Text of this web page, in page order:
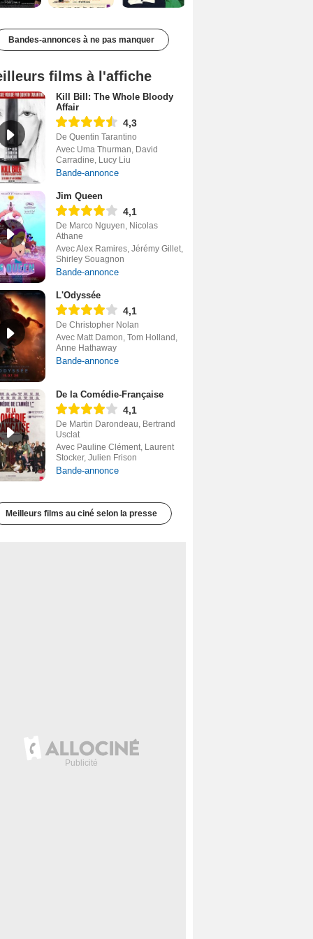
Bandes-annonces à ne pas manquer
films à l'affiche
Kill Bill: The Whole Bloody
Affair
4,3
De Quentin Tarantino
Avec Uma Thurman, David
Carradine, Lucy Liu
Bande-annonce
Jim Queen
4,1
De Marco Nguyen, Nicolas
Athane
Avec Alex Ramires, Jérémy Gillet,
Shirley Souagnon
Bande-annonce
L'Odyssée
4,1
De Christopher Nolan
Avec Matt Damon, Tom Holland,
Anne Hathaway
Bande-annonce
De la Comédie-Française
4,1
De Martin Darondeau, Bertrand
Usclat
Avec Pauline Clément, Laurent
Stocker, Julien Frison
Bande-annonce
Meilleurs films au ciné selon la presse